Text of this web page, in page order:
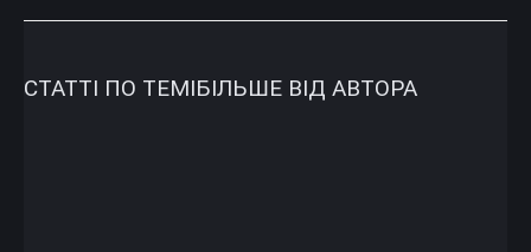
СТАТТІ ПО ТЕМІБІЛЬШЕ ВІД АВТОРА